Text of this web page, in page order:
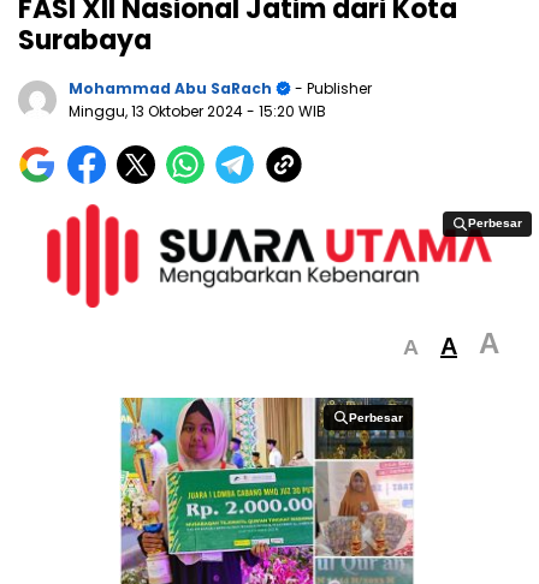
FASI XII Nasional Jatim dari Kota
Surabaya
Mohammad Abu SaRach
- Publisher
Minggu, 13 Oktober 2024- 15:20 WIB
Perbesar
Perbesar
A A A
Perbesar
Perbesar